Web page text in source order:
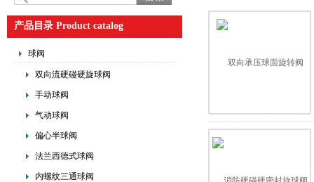
产品目录 Product catalog
球阀
双向流硬碰硬旋球阀
手动球阀
气动球阀
偏心半球阀
法兰西德式球阀
内螺纹三通球阀